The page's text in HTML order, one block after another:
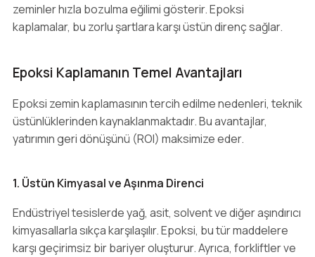
zeminler hızla bozulma eğilimi gösterir. Epoksi
kaplamalar, bu zorlu şartlara karşı üstün direnç sağlar.
Epoksi Kaplamanın Temel Avantajları
Epoksi zemin kaplamasının tercih edilme nedenleri, teknik
üstünlüklerinden kaynaklanmaktadır. Bu avantajlar,
yatırımın geri dönüşünü (ROI) maksimize eder.
1. Üstün Kimyasal ve Aşınma Direnci
Endüstriyel tesislerde yağ, asit, solvent ve diğer aşındırıcı
kimyasallarla sıkça karşılaşılır. Epoksi, bu tür maddelere
karşı geçirimsiz bir bariyer oluşturur. Ayrıca, forkliftler ve